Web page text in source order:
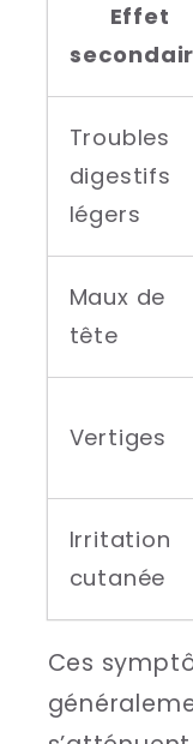
Effet
Troubles
digestifs
légers
Maux de
tête
Vertiges
Irritation
cutanée
Ces